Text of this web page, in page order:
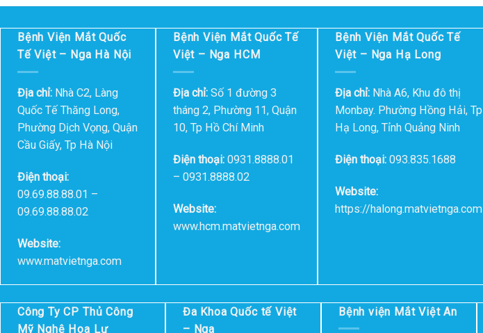
Bệnh Viện Mắt Quốc
Tế Việt – Nga Hà Nội
Địa chỉ: Nhà C2, Làng
Quốc Tế Thăng Long,
Phường Dịch Vọng, Quận
Cầu Giấy, Tp Hà Nội
Điện thoại:
09.69.88.88.01 –
09.69.88.88.02
Website:
www.matvietnga.com
Bệnh Viện Mắt Quốc Tế
Việt – Nga HCM
Địa chỉ: Số 1 đường 3
tháng 2, Phường 11, Quận
10, Tp Hồ Chí Minh
Điện thoại: 0931.8888.01
– 0931.8888.02
Website:
www.hcm.matvietnga.com
Bệnh Viện Mắt Quốc Tế
Việt – Nga Hạ Long
Địa chỉ: Nhà A6, Khu đô thị
Monbay. Phường Hồng Hải, Tp
Hạ Long, Tỉnh Quảng Ninh
Điện thoại: 093.835.1688
Website:
https://halong.matvietnga.com
Công Ty CP Thủ Công
Mỹ Nghệ Hoa Lư
Đa Khoa Quốc tế Việt
– Nga
Bệnh viện Mắt Việt An